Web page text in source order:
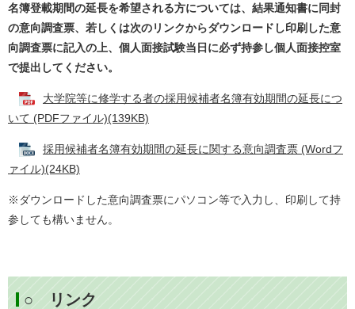
名簿登載期間の延長を希望される方については、結果通知書に同封
の意向調査票、若しくは次のリンクからダウンロードし印刷した意
向調査票に記入の上、個人面接試験当日に必ず持参し個人面接控室
で提出してください。
大学院等に修学する者の採用候補者名簿有効期間の延長につ
いて (PDFファイル)(139KB)
採用候補者名簿有効期間の延長に関する意向調査票 (Wordフ
ァイル)(24KB)
※ダウンロードした意向調査票にパソコン等で入力し、印刷して持
参しても構いません。
○ リンク